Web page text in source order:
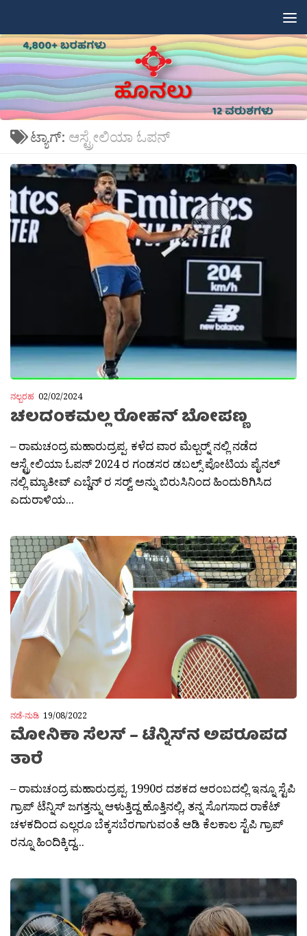
ಟ್ಯಾಗ್: ಆಸ್ಟ್ರೇಲಿಯಾ ಓಪನ್
ನಲ್ಬರಹ 02/02/2024
ಚಲದಂಕಮಲ್ಲ ರೋಹನ್ ಬೋಪಣ್ಣ
– ರಾಮಚಂದ್ರ ಮಹಾರುದ್ರಪ್ಪ. ಕಳೆದ ವಾರ ಮೆಲ್ಬರ‍್ನ್ ನಲ್ಲಿ ನಡೆದ
ಆಸ್ಟ್ರೇಲಿಯಾ ಓಪನ್ 2024 ರ ಗಂಡಸರ ಡಬಲ್ಸ್ ಪೋಟಿಯ ಪೈನಲ್
ನಲ್ಲಿ ಮ್ಯಾತೀವ್ ಎಬ್ಡೆನ್ ರ ಸರ‍್ವ್ ಅನ್ನು ಬಿರುಸಿನಿಂದ ಹಿಂದುರಿಗಿಸಿದ
ಎದುರಾಳಿಯ...
ನಡೆ-ನುಡಿ 19/08/2022
ಮೋನಿಕಾ ಸೆಲಸ್ – ಟೆನ್ನಿಸ್‌ನ ಅಪರೂಪದ
ತಾರೆ
– ರಾಮಚಂದ್ರ ಮಹಾರುದ್ರಪ್ಪ. 1990ರ ದಶಕದ ಆರಂಬದಲ್ಲಿ ಇನ್ನೂ ಸ್ಟೆಪಿ
ಗ್ರಾಪ್ ಟೆನ್ನಿಸ್ ಜಗತ್ತನ್ನು ಆಳುತ್ತಿದ್ದ ಹೊತ್ತಿನಲ್ಲಿ, ತನ್ನ ಸೊಗಸಾದ ರಾಕೆಟ್
ಚಳಕದಿಂದ ಎಲ್ಲರೂ ಬೆಕ್ಕಸಬೆರಗಾಗುವಂತೆ ಆಡಿ ಕೆಲಕಾಲ ಸ್ಟೆಪಿ ಗ್ರಾಪ್
ರನ್ನೂ ಹಿಂದಿಕ್ಕಿದ್ದ...